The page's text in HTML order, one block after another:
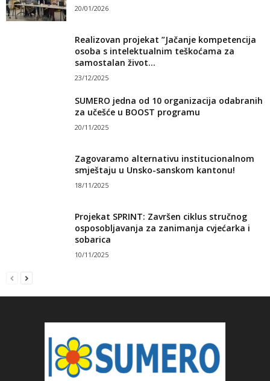
20/01/2026
Realizovan projekat ”Jačanje kompetencija
osoba s intelektualnim teškoćama za
samostalan život...
23/12/2025
SUMERO jedna od 10 organizacija odabranih
za učešće u BOOST programu
20/11/2025
Zagovaramo alternativu institucionalnom
smještaju u Unsko-sanskom kantonu!
18/11/2025
Projekat SPRINT: Završen ciklus stručnog
osposobljavanja za zanimanja cvjećarka i
sobarica
10/11/2025